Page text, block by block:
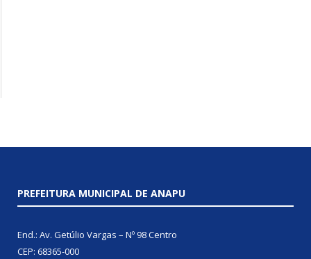
PREFEITURA MUNICIPAL DE ANAPU
End.: Av. Getúlio Vargas – Nº 98 Centro
CEP: 68365-000